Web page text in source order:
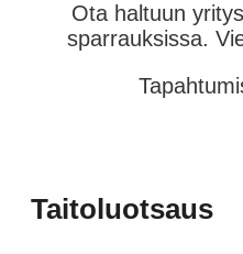
Ota haltuun
sparrauksissa.
Taitoluotsaus